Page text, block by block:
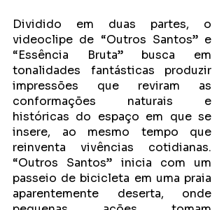
Dividido em duas partes, o
videoclipe de “Outros Santos” e
“Essência Bruta” busca em
tonalidades fantásticas produzir
impressões que reviram as
conformações naturais e
históricas do espaço em que se
insere, ao mesmo tempo que
reinventa vivências cotidianas.
“Outros Santos” inicia com um
passeio de bicicleta em uma praia
aparentemente deserta, onde